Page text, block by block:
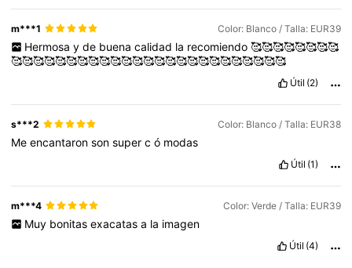
m***1 Color: Blanco / Talla: EUR39
Hermosa y de buena calidad la recomiendo 🥰🥰🥰🥰🥰🥰🥰🥰
🥰🥰🥰🥰🥰🥰🥰🥰🥰🥰🥰🥰🥰🥰🥰🥰🥰🥰🥰🥰🥰🥰🥰🥰🥰
Útil (2)
s***2 Color: Blanco / Talla: EUR38
Meencantaronsonsupercó modas
Útil (1)
m***4 Color: Verde / Talla: EUR39
Muy bonitas exacatas a la imagen
Útil (4)